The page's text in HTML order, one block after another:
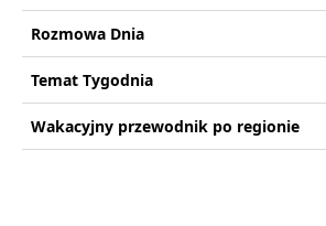
Rozmowa Dnia
Temat Tygodnia
Wakacyjny przewodnik po regionie